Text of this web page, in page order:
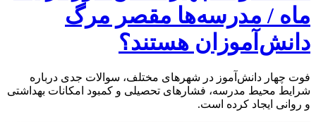
ماه / مدرسه‌ها مقصر مرگ
دانش‌آموزان هستند؟
فوت چهار دانش‌آموز در شهرهای مختلف، سوالات جدی درباره
شرایط محیط مدرسه، فشارهای تحصیلی و کمبود امکانات بهداشتی
و روانی ایجاد کرده است.